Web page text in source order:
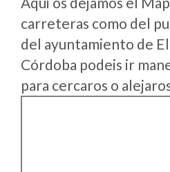
carreteras como del
del ayuntamiento de
Córdoba podeis ir
para cercaros o